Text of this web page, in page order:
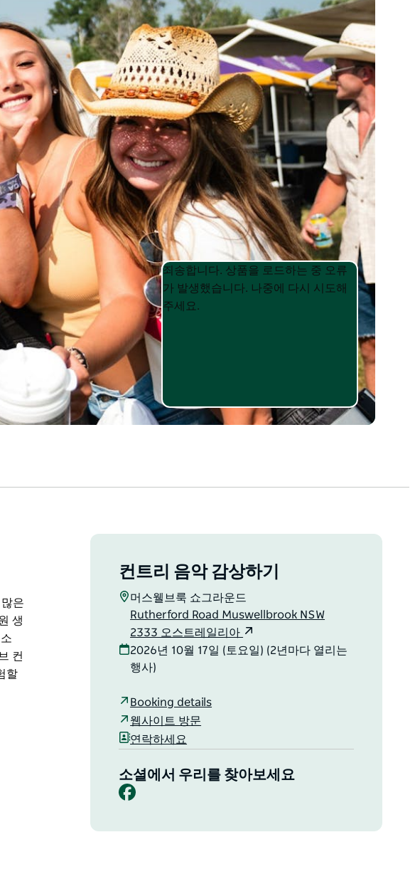
Product
List
Product
List
죄송합니다. 상품을 로드하는 중 오류
가 발생했습니다. 나중에 다시 시도해
주세요.
은
생
컨
할
컨트리 음악 감상하기
머스웰브룩 쇼그라운드
Rutherford Road Muswellbrook NSW
2333 오스트레일리아
2026년 10월 17일 (토요일) (2년마다 열리는
행사)
Booking details
웹사이트 방문
연락하세요
소셜에서 우리를 찾아보세요
Facebook